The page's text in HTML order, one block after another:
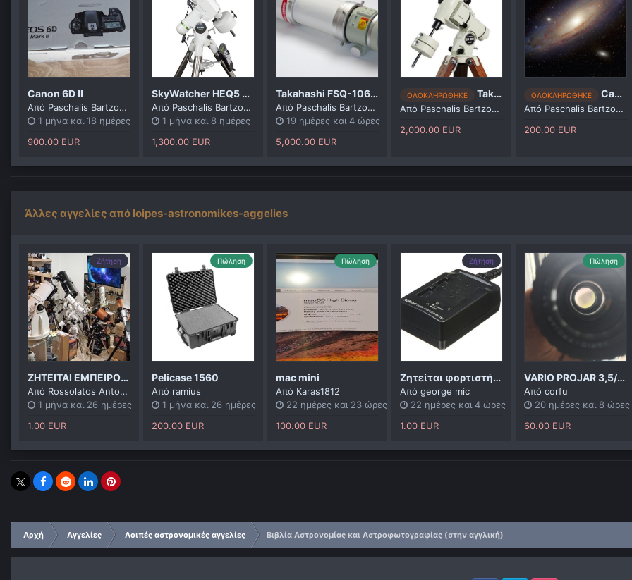
Canon 6D II
Από Paschalis Bartzoudis
1 μήνα και 18 ημέρες
900.00 EUR
SkyWatcher HEQ5 Rowan Belt modified
Από Paschalis Bartzoudis
1 μήνα και 8 ημέρες
1,300.00 EUR
Takahashi FSQ-106 ED, Takahashi 1.6x focal extender, heavy duty case, Prima Luce support rings 125mm
Από Paschalis Bartzoudis
19 ημέρες και 4 ώρες
5,000.00 EUR
ΟΛΟΚΛΗΡΩΘΗΚΕ Takahashi EM-200 Temma2 Jr (υπό κράτηση)
Από Paschalis Bartzoudis
2,000.00 EUR
ΟΛΟΚΛΗΡΩΘΗΚΕ Canon 350Da
Από Paschalis Bartzoudis
200.00 EUR
Άλλες αγγελίες από loipes-astronomikes-aggelies
Ζήτηση
ΖΗΤΕΙΤΑΙ ΕΜΠΕΙΡΟΣ ΕΡΑΣΙΤΕΧΝΗΣ ΑΣΤΡΟΝΟΜΟΣ
Από Rossolatos Antonios
1 μήνα και 26 ημέρες
1.00 EUR
Πώληση
Pelicase 1560
Από ramius
1 μήνα και 26 ημέρες
200.00 EUR
Πώληση
mac mini
Από Karas1812
22 ημέρες και 23 ώρες
100.00 EUR
Ζήτηση
Ζητείται φορτιστής Nikon MH 18a
Από george mic
22 ημέρες και 4 ώρες
1.00 EUR
Πώληση
VARIO PROJAR 3,5/70-120
Από corfu
20 ημέρες και 8 ώρες
60.00 EUR
Αρχή Αγγελίες Λοιπές αστρονομικές αγγελίες Βιβλία Αστρονομίας και Αστροφωτογραφίας (στην αγγλική)